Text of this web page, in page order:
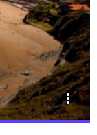
more_vert